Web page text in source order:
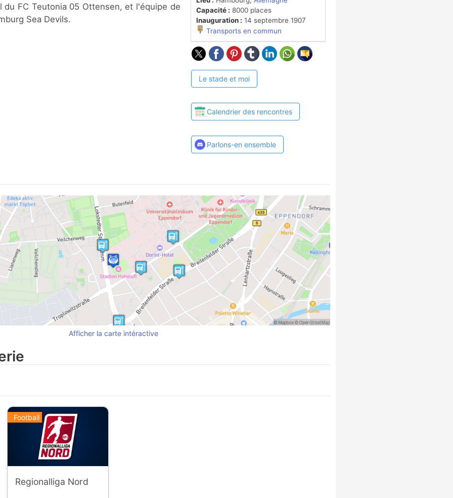
du FC Teutonia 05 Ottensen, et l'équipe de
Sea Devils.
Capacité : 8000 places
Inauguration : 14 septembre 1907
Transports en commun
Le stade et moi
Calendrier des rencontres
Parlons-en ensemble
Afficher la carte intéractive
Football
Regionalliga Nord